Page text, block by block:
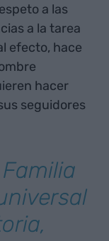
a las
a la tarea
efecto, hace
hacer
seguidores